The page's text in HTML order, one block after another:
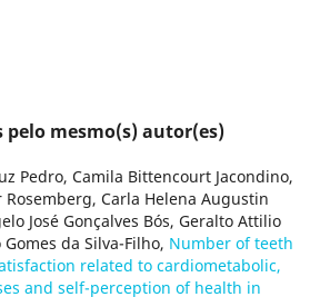
mesmo(s) autor(es)
Pedro, Camila Bittencourt Jacondino,
Rosemberg, Carla Helena Augustin
José Gonçalves Bós, Geralto Attilio
da Silva-Filho, Number of teeth
related to cardiometabolic,
and self-perception of health in